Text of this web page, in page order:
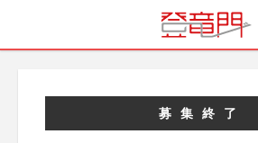
募集終了